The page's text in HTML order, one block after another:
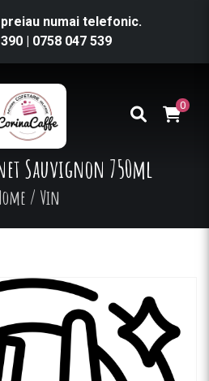
numai telefonic.
| 0758 047 539
0
Sauvignon 750ml
/ Vin